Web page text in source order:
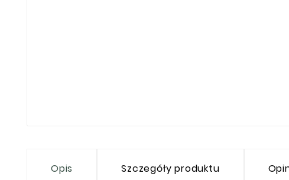
Opis Szczegóły produktu